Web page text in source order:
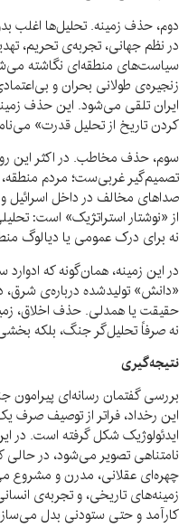
دوم، حذف زمینه. تحلیل‌ها اغلب
در نظم جهانی، تجربه‌ی تحریم،
سیاست‌های منطقه‌ای نگاشته
زنجیره‌ی طولانی بحران و
ایران تلقی می‌شود. این حذف
کردن تاریخ از تحلیل قدرت»
سوم، حذف مخاطب. در اکثر این
تصمیم‌گیر غربی‌ست؛ مردم
صداهای مخالف در داخل اسرائیل و
از «نوشتار استراتژیک» است:
نه برای درک عمومی یا دیالوگ
در این زمینه، همان‌گونه که
«دانش» تولیدشده درباره‌ی
حقیقت یا همدلی. حذف اخلاق،
نه صرفاً تحلیل‌گر جنگ، بلکه
نتیجه‌گیری
بررسی گفتمان رسانه‌ای پیرامون
این رخداد، فراتر از توصیف صرف
ایدئولوژیک شکل گرفته است. در
نامتناهی تصویر می‌شود، در
چهره‌ای عقلانی، مدرن و مشروع
زمینه‌های تاریخی، و تجربه‌ی
کارآمد و حتی ستودنی بدل